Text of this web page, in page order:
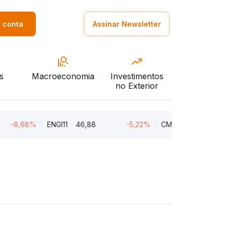
conta Assinar Newsletter
Macroeconomia
Investimentos
no Exterior
ENGI11 46,88 -5,22% CMIN3